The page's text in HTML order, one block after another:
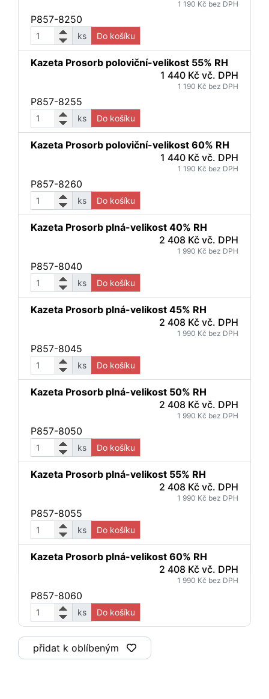
1 190 Kč bez DPH
P857-8250
ks Do košíku
Kazeta Prosorb poloviční-velikost 55% RH
1 440 Kč vč. DPH
1 190 Kč bez DPH
P857-8255
ks Do košíku
Kazeta Prosorb poloviční-velikost 60% RH
1 440 Kč vč. DPH
1 190 Kč bez DPH
P857-8260
ks Do košíku
Kazeta Prosorb plná-velikost 40% RH
2 408 Kč vč. DPH
1 990 Kč bez DPH
P857-8040
ks Do košíku
Kazeta Prosorb plná-velikost 45% RH
2 408 Kč vč. DPH
1 990 Kč bez DPH
P857-8045
ks Do košíku
Kazeta Prosorb plná-velikost 50% RH
2 408 Kč vč. DPH
1 990 Kč bez DPH
P857-8050
ks Do košíku
Kazeta Prosorb plná-velikost 55% RH
2 408 Kč vč. DPH
1 990 Kč bez DPH
P857-8055
ks Do košíku
Kazeta Prosorb plná-velikost 60% RH
2 408 Kč vč. DPH
1 990 Kč bez DPH
P857-8060
ks Do košíku
přidat k oblíbeným